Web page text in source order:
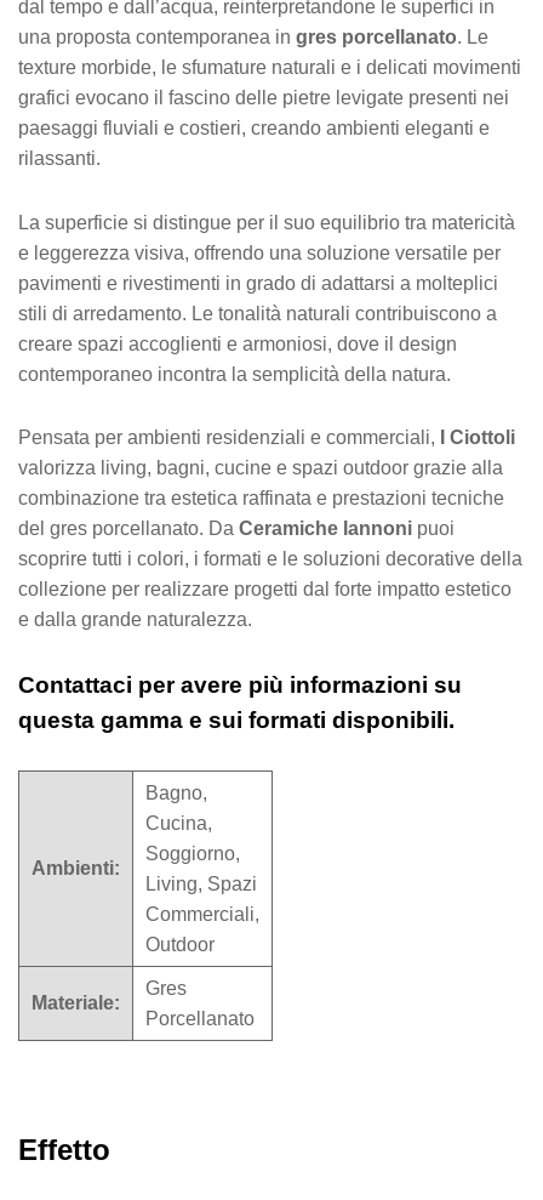
dal tempo e dall’acqua, reinterpretandone le superfici in
una proposta contemporanea in gres porcellanato. Le
texture morbide, le sfumature naturali e i delicati movimenti
grafici evocano il fascino delle pietre levigate presenti nei
paesaggi fluviali e costieri, creando ambienti eleganti e
rilassanti.
La superficie si distingue per il suo equilibrio tra matericità
e leggerezza visiva, offrendo una soluzione versatile per
pavimenti e rivestimenti in grado di adattarsi a molteplici
stili di arredamento. Le tonalità naturali contribuiscono a
creare spazi accoglienti e armoniosi, dove il design
contemporaneo incontra la semplicità della natura.
Pensata per ambienti residenziali e commerciali,
I Ciottoli
valorizza living, bagni, cucine e spazi outdoor grazie alla
combinazione tra estetica raffinata e prestazioni tecniche
del gres porcellanato. Da Ceramiche Iannoni puoi
scoprire tutti i colori, i formati e le soluzioni decorative della
collezione per realizzare progetti dal forte impatto estetico
e dalla grande naturalezza.
Contattaci per avere più informazioni su
questa gamma e sui formati disponibili.
Ambienti:
Bagno,
Cucina,
Soggiorno,
Living, Spazi
Commerciali,
Outdoor
Materiale:
Gres
Porcellanato
Effetto